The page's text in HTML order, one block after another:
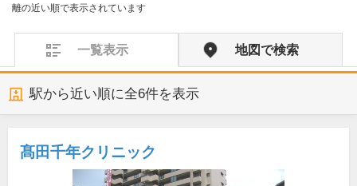
離の近い順で表示されています
一覧表示 地図で検索
駅から近い順に全6件を表示
髙田千年クリニック